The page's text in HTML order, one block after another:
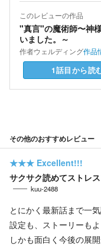
このレビューの作品
"真言"の魔術師〜神
いました。～
作者ウェルディング作品
1話目から読
その他のおすすめレビュー
★★★ Excellent!!!
サクサク読めてストレ
kuu-2488
とにかく最新話まで一
設定も、ストーリーも
しかも面白く今後の展